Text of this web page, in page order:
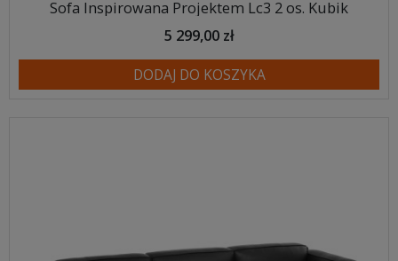
Sofa Inspirowana Projektem Lc3 2 os. Kubik
5 299,00 zł
DODAJ DO KOSZYKA